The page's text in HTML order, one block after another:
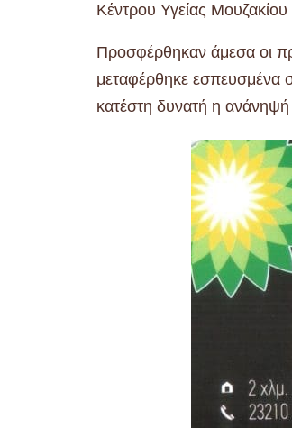
Κέντρου Υγείας
Προσφέρθηκαν άμεσα οι
μεταφέρθηκε εσπευσμένα
κατέστη δυνατή η ανάνηψή